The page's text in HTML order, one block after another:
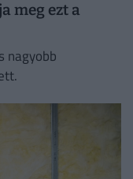
meg ezt a
nagyobb